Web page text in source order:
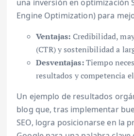
una inversión en optimización
Engine Optimization) para
Ventajas: Credibilidad,
(CTR) y sostenibilidad a
Desventajas:Tiempo
resultados y competencia
Un ejemplo de resultados
blog que, tras implementar
SEO, logra posicionarse en la